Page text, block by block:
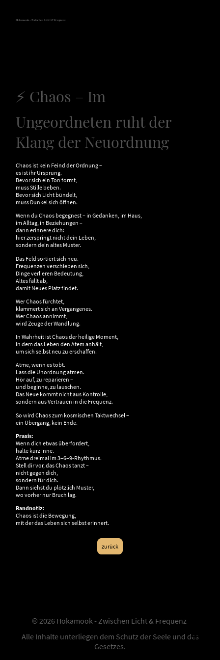
Hokamook - Zwischen Licht & Frequenz
⚡ Chaos – Im
Ungeordneten ruht der
Klang der Neuordnung
Chaos ist kein Feind der Ordnung –
es ist ihr Ursprung.
Bevor sich ein Ton formt,
muss Stille beben.
Bevor sich Licht bündelt,
muss Dunkel sich öffnen.
Wenn du Chaos begegnest – in Gedanken, im Haus,
im Alltag, in Beziehungen –
dann erinnere dich:
hier zerspringt nicht dein Leben,
sondern dein altes Muster.
Das Feld sortiert sich neu.
Frequenzen verschieben sich,
Dinge verlieren Bedeutung,
Altes fällt ab,
damit Neues Platz findet.
Wer Chaos fürchtet,
klammert sich an Vergangenes.
Wer Chaos annimmt,
wird Zeuge der Wandlung.
In Wahrheit ist Chaos der heilige Moment,
in dem das Leben den Atem anhält,
um sich selbst neu zu erschaffen.
Atme, wenn es tobt.
Lass die Unordnung atmen.
Hör auf, zu reparieren –
und beginne, zu lauschen.
Das Neue kommt nicht aus Kontrolle,
sondern aus Vertrauen in die Frequenz.
So wird Chaos zum kosmischen Taktwechsel –
ein Übergang, kein Ende.
Praxis:
Wenn dich etwas überfordert,
halte kurz inne.
Atme dreimal im 3–6–9-Rhythmus.
Stell dir vor, das Chaos tanzt –
nicht gegen dich,
sondern für dich.
Dann siehst du plötzlich Muster,
wo vorher nur Bruch lag.
Randnotiz:
Chaos ist die Bewegung,
mit der das Leben sich selbst erinnert.
zurück
© 2026 Hokamook - Zwischen Licht & Frequenz
Alle Inhalte unterliegen dem Schutz der Seele und des
Gesetzes.